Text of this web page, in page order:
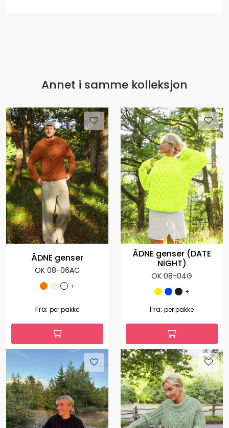
Annet i samme kolleksjon
ÅDNE genser
OK 08-06AC
+
ÅDNE genser (DATE
NIGHT)
OK 08-04G
+
890,10 -70 %